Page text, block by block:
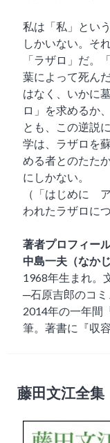
私は「私」とい
しかいない。そ
「ラザロ」だ。
葉によって死ん
はなく、いかに
ロ」を求めるか
とも、この逆説
学は、ラザロを
める者とのたた
にしかない。
（「はじめに
われたラザロに
著者プロフィー
中島一夫（なか
1968年生まれ。
─石原吉郎のコミ
2014年の一年間
筆。著書に『収
藤田文江全集